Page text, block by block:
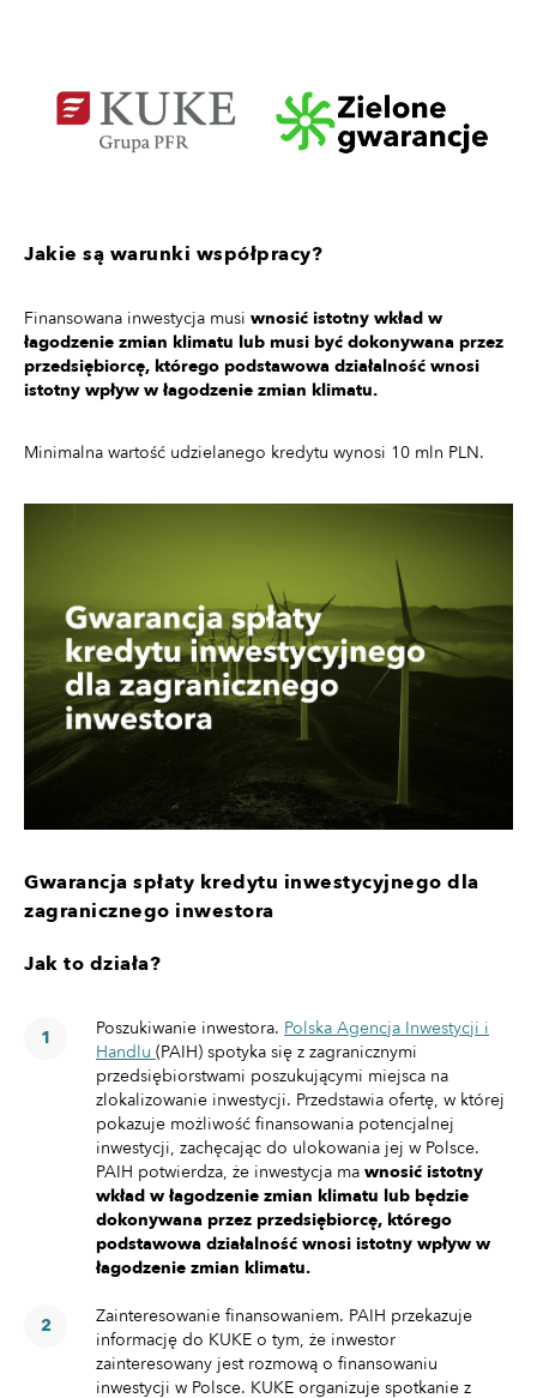
Jakie są warunki współpracy?
Finansowana inwestycja musi wnosić istotny wkład w
łagodzenie zmian klimatu lub musi być dokonywana przez
przedsiębiorcę, którego podstawowa działalność wnosi
istotny wpływ w łagodzenie zmian klimatu.
Minimalna wartość udzielanego kredytu wynosi 10 mln PLN.
Gwarancja spłaty kredytu inwestycyjnego dla
zagranicznego inwestora
Jak to działa?
Poszukiwanie inwestora. Polska Agencja Inwestycji i
Handlu (PAIH) spotyka się z zagranicznymi
przedsiębiorstwami poszukującymi miejsca na
zlokalizowanie inwestycji. Przedstawia ofertę, w której
pokazuje możliwość finansowania potencjalnej
inwestycji, zachęcając do ulokowania jej w Polsce.
PAIH potwierdza, że inwestycja ma wnosić istotny
wkład w łagodzenie zmian klimatu lub będzie
dokonywana przez przedsiębiorcę, którego
podstawowa działalność wnosi istotny wpływ w
łagodzenie zmian klimatu.
Zainteresowanie finansowaniem. PAIH przekazuje
informację do KUKE o tym, że inwestor
zainteresowany jest rozmową o finansowaniu
inwestycji w Polsce. KUKE organizuje spotkanie z